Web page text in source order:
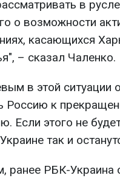
в
о возможности
касающихся
– сказал Чаленко.
в этой ситуации
Россию к
Если этого не
так и
ранее РБК-Украина